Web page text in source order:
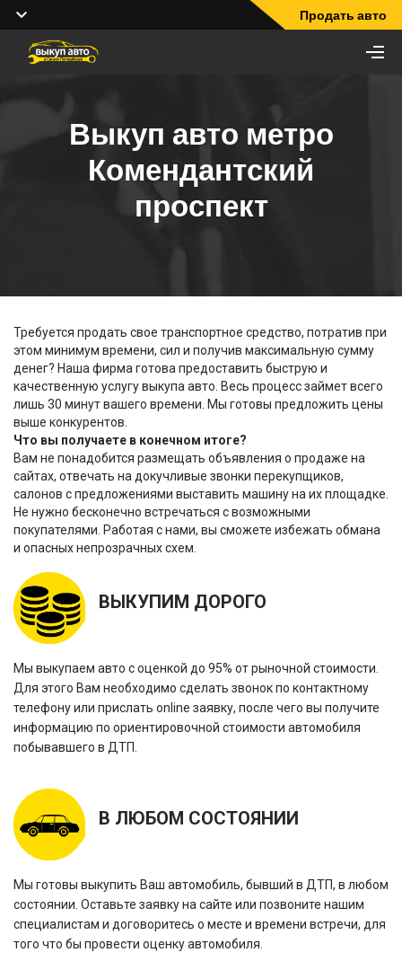
Продать авто
Выкуп авто метро
Комендантский
проспект
Требуется продать свое транспортное средство, потратив при
этом минимум времени, сил и получив максимальную сумму
денег? Наша фирма готова предоставить быструю и
качественную услугу выкупа авто. Весь процесс займет всего
лишь 30 минут вашего времени. Мы готовы предложить цены
выше конкурентов.
Что вы получаете в конечном итоге?
Вам не понадобится размещать объявления о продаже на
сайтах, отвечать на докучливые звонки перекупщиков,
салонов с предложениями выставить машину на их площадке.
Не нужно бесконечно встречаться с возможными
покупателями. Работая с нами, вы сможете избежать обмана
и опасных непрозрачных схем.
ВЫКУПИМ ДОРОГО
Мы выкупаем авто с оценкой до 95% от рыночной стоимости.
Для этого Вам необходимо сделать звонок по контактному
телефону или прислать online заявку, после чего вы получите
информацию по ориентировочной стоимости автомобиля
побывавшего в ДТП.
В ЛЮБОМ СОСТОЯНИИ
Мы готовы выкупить Ваш автомобиль, бывший в ДТП, в любом
состоянии. Оставьте заявку на сайте или позвоните нашим
специалистам и договоритесь о месте и времени встречи, для
того что бы провести оценку автомобиля.